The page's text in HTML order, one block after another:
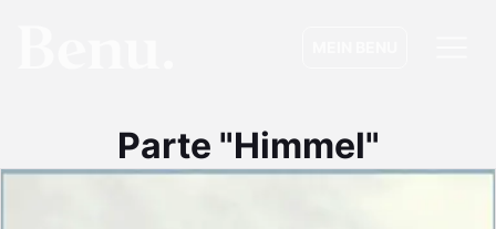
Parte "Himmel"